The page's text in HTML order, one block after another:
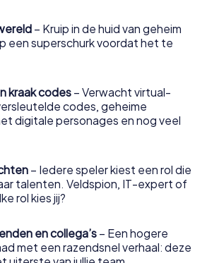
de hoogste score van Radom en
eigen fotogalerij. De escape game
Radom in jouw eigen
en geheime agenten en verander
in de buitenlucht!
– Kruip in de huid van geheim
een superschurk voordat het te
kraak codes – Verwacht virtual-
codes, geheime
digitale personages en nog veel
– Iedere speler kiest een rol die
talenten. Veldspion, IT-expert of
rol kies jij?
en collega’s – Een hogere
met een razendsnel verhaal: deze